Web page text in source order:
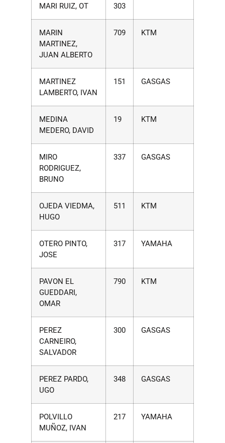
MARI RUIZ, OT 303
MARIN
MARTINEZ,
JUAN ALBERTO
709 KTM
MARTINEZ
LAMBERTO, IVAN
151 GASGAS
MEDINA
MEDERO, DAVID
19 KTM
MIRO
RODRIGUEZ,
BRUNO
337 GASGAS
OJEDA VIEDMA,
HUGO
511 KTM
OTERO PINTO,
JOSE
317 YAMAHA
PAVON EL
GUEDDARI,
OMAR
790 KTM
PEREZ
CARNEIRO,
SALVADOR
300 GASGAS
PEREZ PARDO,
UGO
348 GASGAS
POLVILLO
MUÑOZ, IVAN
217 YAMAHA